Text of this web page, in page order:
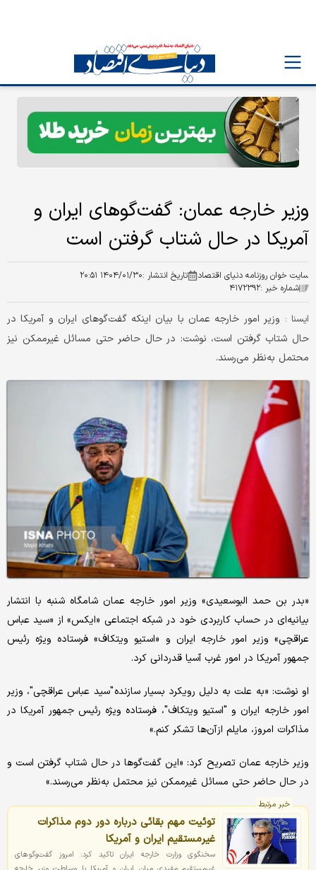
وزیر خارجه عمان: گفت‌گوهای ایران و
آمریکا در حال شتاب گرفتن است
سایت خوان روزنامه دنیای اقتصاد تاریخ انتشار :۱۴۰۴/۰۱/۳۰ ۲۰:۵۱
شماره خبر :۴۱۷۲۳۹۲
ايسنا : وزیر امور خارجه عمان با بیان اینکه گفت‌گوهای ایران و آمریکا در
حال شتاب گرفتن است، نوشت: در حال حاضر حتی مسائل غیرممکن نیز
محتمل به‌نظر می‌رسند.
«بدر بن حمد البوسعیدی» وزیر امور خارجه عمان شامگاه شنبه با انتشار
بیانیه‌ای در حساب کاربردی خود در شبکه اجتماعی «ایکس» از «سید عباس
عراقچی» وزیر امور خارجه ایران و «استیو ویتکاف» فرستاده ویژه رئیس
جمهور آمریکا در امور غرب آسیا قدردانی کرد.
او نوشت: «به علت به دلیل رویکرد بسیار سازنده "سید عباس عراقچی"، وزیر
امور خارجه ایران و "استیو ویتکاف"، فرستاده ویژه رئیس جمهور آمریکا در
مذاکرات امروز، مایلم از آن‌ها تشکر کنم.»
وزیر خارجه عمان تصریح کرد: «این گفت‌گوها در حال شتاب گرفتن است و
در حال حاضر حتی مسائل غیرممکن نیز محتمل به‌نظر می‌رسند.»
خبر مرتبط
توئیت مهم بقائی درباره دور دوم مذاکرات
غیرمستقیم ایران و آمریکا
سخنگوی وزارت خارجه ایران تاکید کرد: امروز گفت‌وگوهای